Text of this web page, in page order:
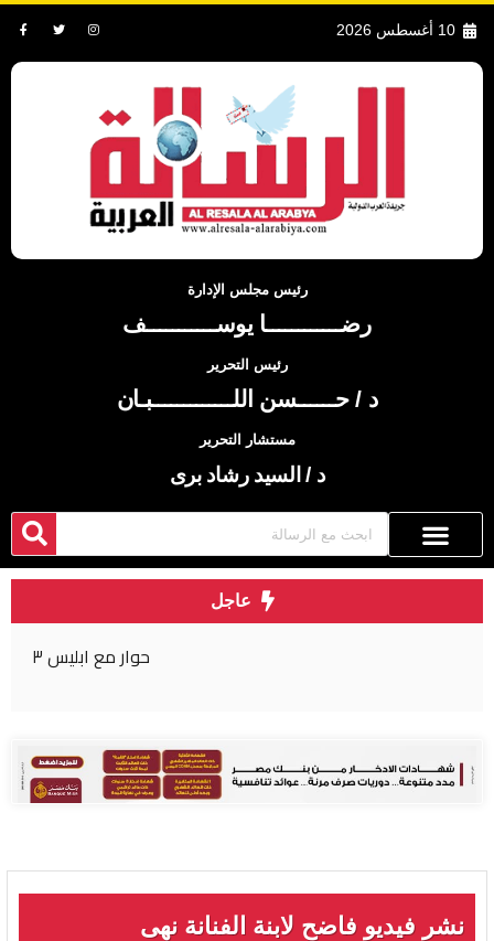
10 أغسطس 2026
رئيس مجلس الإدارة
رضــــــــــــا يوســـــــــــف
رئيس التحرير
د / حــــــسن اللـــــــــــــبـان
مستشار التحرير
د / السيد رشاد برى
عاجل
نشر فيديو فاضح لابنة الفنانة نهى